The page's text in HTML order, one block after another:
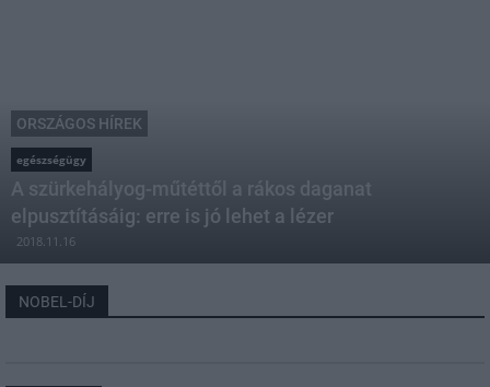
ORSZÁGOS HÍREK
egészségügy
A szürkehályog-műtéttől a rákos daganat
elpusztításáig: erre is jó lehet a lézer
2018.11.16
NOBEL-DÍJ